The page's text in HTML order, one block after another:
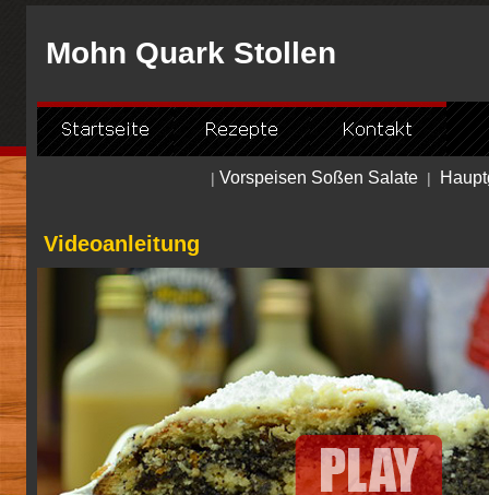
Mohn Quark Stollen
| Vorspeisen Soßen Salate|
Videoanleitung